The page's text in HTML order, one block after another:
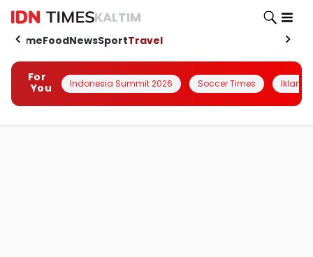
KALTIM
HomeFoodNewsSportTravel
For
You
Indonesia Summit 2026 Soccer Times Iklanin